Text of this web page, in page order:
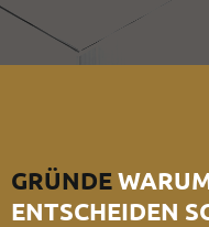
GRÜNDE
ENTSCHEIDEN